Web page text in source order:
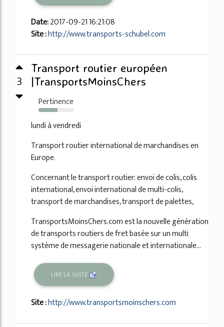
Date:2017-09-21 16:21:08
Site :http://www.transports-schubel.com
3
Transport routier européen
|TransportsMoinsChers
Pertinence
54%
lundi à vendredi
Transport routier international de marchandises en
Europe.
Concernant le transport routier: envoi de colis, colis
international, envoi international de multi-colis,
transport de marchandises, transport de palettes,
TransportsMoinsChers.com est la nouvelle génération
de transports routiers de fret basée sur un multi
système de messagerie nationale et internationale...
LIRE LA SUITE
Site :http://www.transportsmoinschers.com